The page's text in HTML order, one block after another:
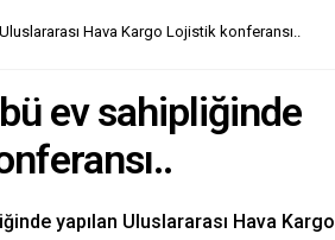
Hava Kargo Lojistik konferansı..
ev sahipliğinde
yapılan Uluslararası Hava Kargo